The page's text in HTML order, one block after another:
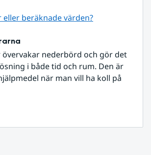
beräknade värden?
övervakar nederbörd och gör det
i både tid och rum. Den är
när man vill ha koll på